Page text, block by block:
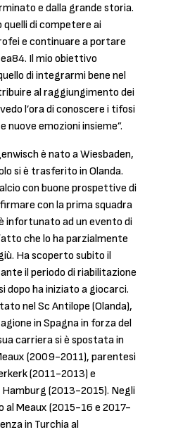
e dalla grande storia.
di competere ai
e continuare a portare
Il mio obiettivo
di integrarmi bene nel
al raggiungimento dei
l’ora di conoscere i tifosi
nuove emozioni insieme”.
è nato a Wiesbaden,
si è trasferito in Olanda.
con buone prospettive di
con la prima squadra
infortunato ad un evento di
che lo ha parzialmente
Ha scoperto subito il
il periodo di riabilitazione
dopo ha iniziato a giocarci.
nel Sc Antilope (Olanda),
in Spagna in forza del
carriera si è spostata in
(2009-2011), parentesi
(2011-2013) e
(2013-2015). Negli
al Meaux (2015-16 e 2017-
in Turchia al